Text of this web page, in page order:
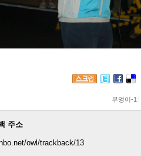
부엉이-1
주소
owl/trackback/13